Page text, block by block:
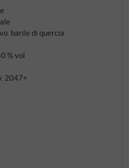
per un'intera
fine di quest'epoca,
Conte – un'antica tenuta
domina la Val d'Orcia – e
Pierluigi morì nel
Riccardo gestisce l'azienda
la consulenza di Carlo
che questi terreni,
argilla e galestro,
barile di quercia
% vol
2047+